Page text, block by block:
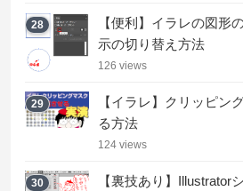
28
【便利】イラレの図形
示の切り替え方法
126 views
29
【イラレ】クリッピン
る方法
124 views
30
【裏技あり】Illustrator